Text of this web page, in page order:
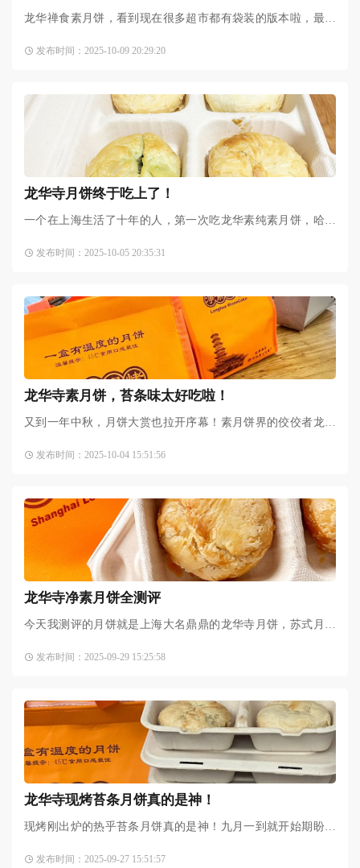
龙华禅食素月饼，看到现在很多超市都有袋装的版本啦，最后
是我买一盒也有（神奇）
发布时间：2025-10-09 20:29:20
龙华寺月饼终于吃上了！
一个在上海生活了十年的人，第一次吃龙华素纯素月饼，哈哈
的类似牛舌饼那种的咸甜
发布时间：2025-10-05 20:35:31
龙华寺素月饼，苔条味太好吃啦！
又到一年中秋，月饼大赏也拉开序幕！素月饼界的佼佼者龙华
早上排队的人络绎不绝，
发布时间：2025-10-04 15:51:56
龙华寺净素月饼全测评
今天我测评的月饼就是上海大名鼎鼎的龙华寺月饼，苏式月饼
Top1，第一口吃到真的无
发布时间：2025-09-29 15:25:58
龙华寺现烤苔条月饼真的是神！
现烤刚出炉的热乎苔条月饼真的是神！九月一到就开始期盼中
上了，大名鼎鼎的龙华寺
发布时间：2025-09-27 15:51:57